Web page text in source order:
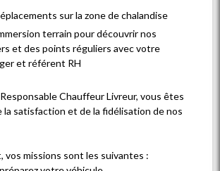
sur la zone de chalandise
terrain pour découvrir nos
et des points réguliers avec votre
et référent RH
Chauffeur Livreur, vous êtes
satisfaction et de la fidélisation de nos
vos missions sont les suivantes :